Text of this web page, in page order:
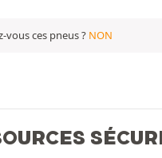
vous ces pneus ? NON